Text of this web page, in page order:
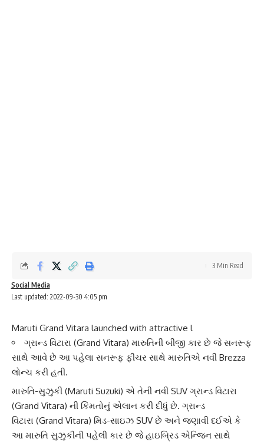
Last updated: 2022-09-30 4:05 pm
Social Media
3 Min Read
Maruti Grand Vitara launched with attractive l
ગ્રાન્ડ વિટારા (Grand Vitara) મારુતિની બીજી કાર છે જે સનરૂફ
સાથે આવે છે આ પહેલા સનરૂફ ફીચર સાથે મારુતિએ નવી Brezza
લોન્ચ કરી હતી.
મારુતિ-સુઝુકી (Maruti Suzuki) એ તેની નવી SUV ગ્રાન્ડ વિટારા
(Grand Vitara) ની કિંમતોનું એલાન કરી દીધું છે. ગ્રાન્ડ
વિટારા (Grand Vitara) મિડ-સાઇઝ SUV છે અને જણાવી દઈએ કે
આ મારુતિ સુઝુકીની પહેલી કાર છે જે હાઇબ્રિડ એન્જિન સાથે